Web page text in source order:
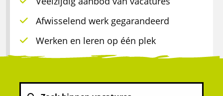
Afwisselend werk gegarandeerd
Werken en leren op één plek